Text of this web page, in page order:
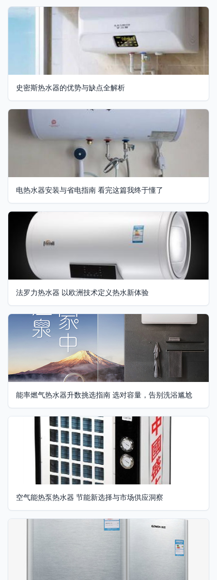
史密斯热水器的优势与缺点全解析
电热水器安装与省电指南 看完这篇我终于懂了
法罗力热水器 以欧洲技术定义热水新体验
能率燃气热水器升数挑选指南 选对容量，告别洗浴尴尬
空气能热泵热水器 节能新选择与市场供应洞察